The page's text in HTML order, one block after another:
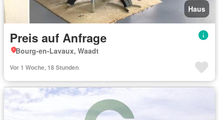
Haus
Preis auf Anfrage
Bourg-en-Lavaux, Waadt
Vor 1 Woche, 18 Stunden